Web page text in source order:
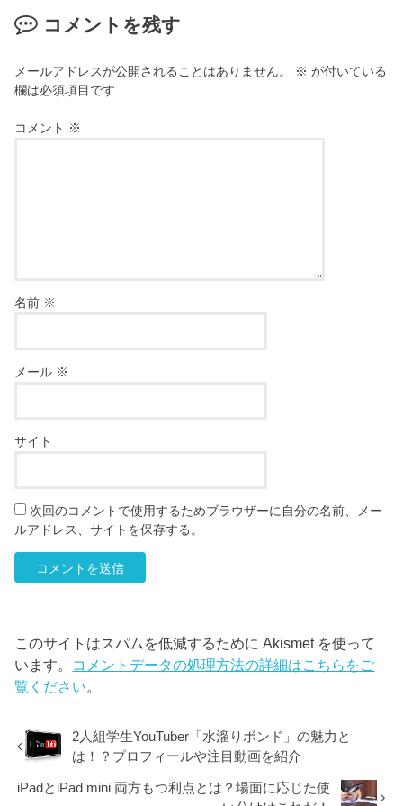
コメントを残す
メールアドレスが公開されることはありません。 ※ が付いている
欄は必須項目です
コメント ※
名前 ※
メール ※
サイト
次回のコメントで使用するためブラウザーに自分の名前、メー
ルアドレス、サイトを保存する。
このサイトはスパムを低減するために Akismet を使って
います。 コメントデータの処理方法の詳細はこちらをご
覧ください。
2人組学生YouTuber「水溜りボンド」の魅力と
は！？プロフィールや注目動画を紹介
iPadとiPad mini 両方もつ利点とは？場面に応じた使